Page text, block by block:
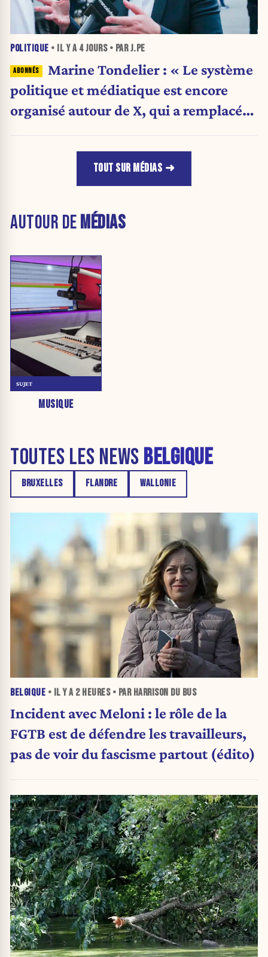
POLITIQUE • IL Y A 4 JOURS• PAR J.PE
Marine Tondelier : « Le système
politique et médiatique est encore
organisé autour de X, qui a remplacé
TOUT SUR MÉDIAS
AUTOUR DEMÉDIAS
MUSIQUE
SUJET
TOUTES LES NEWS BELGIQUE
BRUXELLES FLANDRE WALLONIE
BELGIQUE • IL Y A 2 HEURES• PAR HARRISON DU BUS
Incident avec Meloni : le rôle de la
FGTB est de défendre les travailleurs,
pas de voir du fascisme partout (édito)